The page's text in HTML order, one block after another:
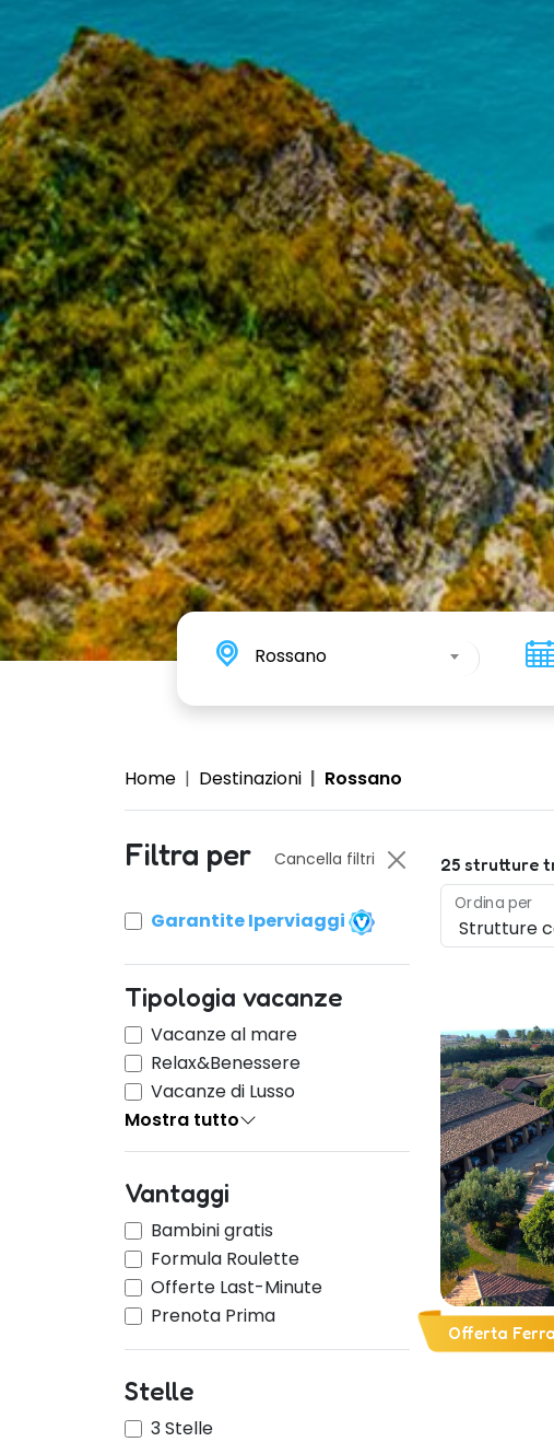
Rossano
Home Destinazioni Rossano
Filtra per Cancella filtri
Garantite Iperviaggi
Tipologia vacanze
Vacanze al mare
Relax&Benessere
Vacanze di Lusso
Mostra tutto
Vantaggi
Bambini gratis
Formula Roulette
Offerte Last-Minute
Prenota Prima
Stelle
3 Stelle
25 strutture
Ordina per
Offerta